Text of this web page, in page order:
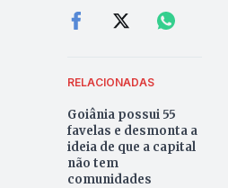
RELACIONADAS
Goiânia possui 55
favelas e desmonta a
ideia de que a capital
não tem
comunidades